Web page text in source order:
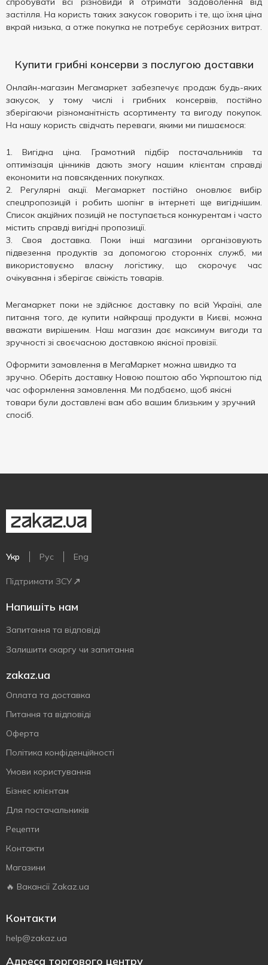
застілля. На користь таких закусок говорить і те, що їхня ціна
вкрай низька, а отже покупка не потребує серйозних витрат.
Купити грибні консерви з послугою доставки
Онлайн-магазин Мегамаркет забезпечує продаж будь-яких
закусок, у тому числі і грибних консервів, постійно
зберігаючи різноманітність асортименту та вигоду покупок.
На нашу користь свідчать переваги, якими ми пишаємося:
Вигідна ціна. Грамотний підбір постачальників та
оптимізація цінників дають змогу нашим клієнтам справді
економити на повсякденних покупках.
Регулярні акції. Мегамаркет постійно оновлює вибір
спецпропозицій і робить шопінг в інтернеті ще вигіднішим.
Список акційних позицій не поступається конкурентам і часто
містить справді вигідні пропозиції.
Своя доставка. Поки інші магазини організовують
підвезення продуктів за допомогою сторонніх служб, ми
використовуємо власну логістику, що скорочує час
очікування і зберігає свіжість товарів.
Мегамаркет поки не здійснює доставку по всій Україні, але
питання того, де купити найкращі продукти в Києві, можна
вважати вирішеним. Наш магазин дає максимум вигоди та
зручності зі своєчасною доставкою якісної провізії.
Оформити замовлення в МегаМаркет можна швидко та
зручно. Оберіть доставку Новою поштою або Укрпоштою під
час оформлення замовлення. Ми подбаємо, щоб якісні
товари були доставлені вам або вашим близьким у зручний
спосіб.
Укр Рус Eng
Підтримати ЗСУ
Напишіть нам
Запитання та відповіді
Залишити скаргу чи запитання
zakaz.ua
Оплата та доставка
Питання та відповіді
Оферта
Політика конфіденційності
Умови користування
Бізнес клієнтам
Для постачальників
Рецепти
Контакти
Магазини
🔥 Вакансії Zakaz.ua
Контакти
help@zakaz.ua
Адреса торгового центру